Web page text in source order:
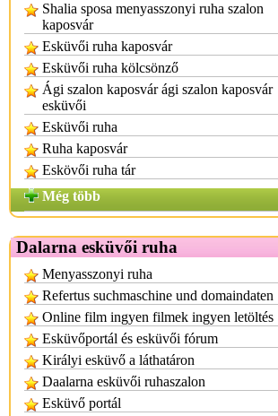
Shalia sposa menyasszonyi ruha szalon
kaposvár
Esküvői ruha kaposvár
Esküvői ruha kölcsönző
Ági szalon kaposvár ági szalon kaposvár
esküvői
Esküvői ruha
Ruha kaposvár
Eskövői ruha tár
Még több
Dalarna esküvői ruha
Menyasszonyi ruha
Refertus suchmaschine und domaindaten
Online film ingyen filmek ingyen letöltés
Esküvőportál és esküvői fórum
Királyi esküvő a láthatáron
Daalarna esküvői ruhaszalon
Esküvő portál